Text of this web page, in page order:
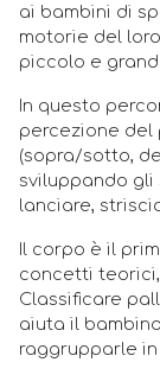
ai bambini di
motorie del
piccolo e
In questo
percezione del
(sopra/sotto,
sviluppando gli
lanciare,
Il corpo è il
concetti
Classificare
aiuta il
raggrupparle in